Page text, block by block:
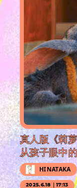
真人版《莉
从孩子眼中
HINATAKA
2025.6.18｜17:13